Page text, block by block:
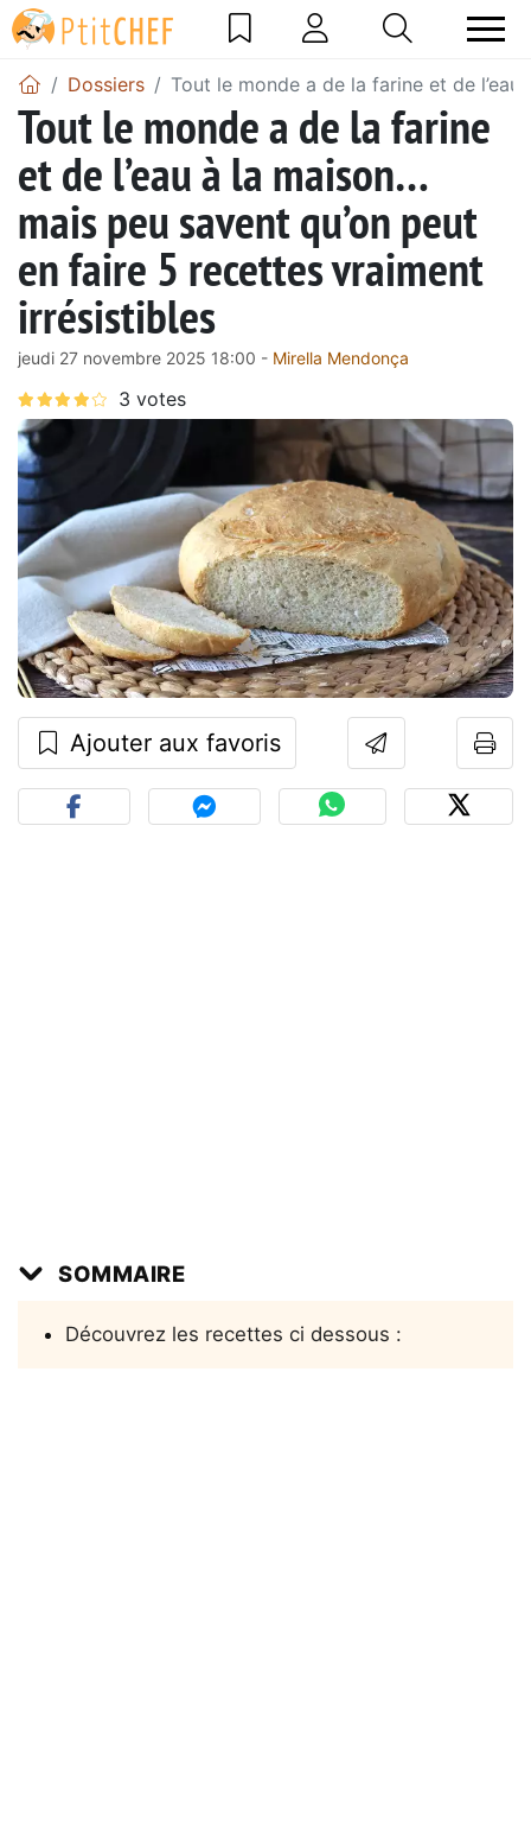
Dossiers Tout le monde a de la farine et de
Tout le monde a de la farine
et de l’eau à la maison…
mais peu savent qu’on peut
en faire 5 recettes vraiment
irrésistibles
jeudi 27 novembre 2025 18:00 - Mirella Mendonça
Ajouter aux favoris
SOMMAIRE
Découvrez les recettes ci dessous :